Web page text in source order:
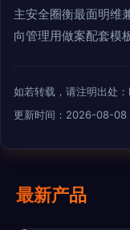
主安全圈衡最面明维
向管理用做案配套模
如若转载，请注明出
更新时间：2026-08-08
最新产品